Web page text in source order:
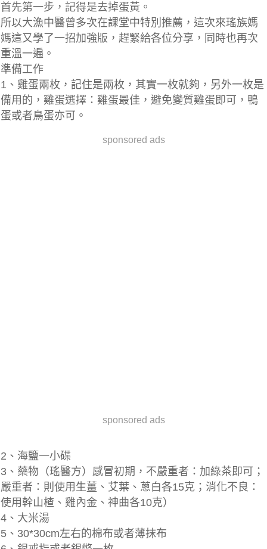
首先第一步，記得是去掉蛋黃。
所以大漁中醫曾多次在課堂中特別推薦，這次來瑤族媽
媽這又學了一招加強版，趕緊給各位分享，同時也再次
重溫一遍。
準備工作
1、雞蛋兩枚，記住是兩枚，其實一枚就夠，另外一枚是
備用的，雞蛋選擇：雞蛋最佳，避免變質雞蛋即可，鴨
蛋或者鳥蛋亦可。
sponsored ads
sponsored ads
2、海鹽一小碟
3、藥物（瑤醫方）感冒初期，不嚴重者：加綠茶即可；
嚴重者：則使用生薑、艾葉、蔥白各15克；消化不良：
使用幹山楂、雞內金、神曲各10克）
4、大米湯
5、30*30cm左右的棉布或者薄抹布